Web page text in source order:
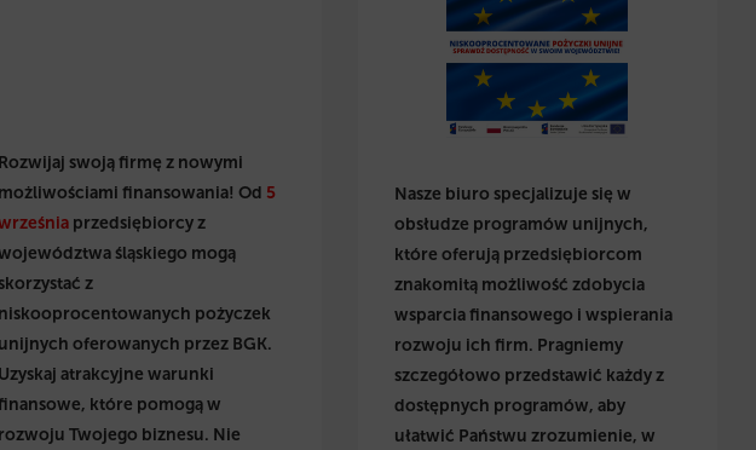
Rozwijaj swoją firmę z nowymi
możliwościami finansowania! Od 5
przedsiębiorcy z
śląskiego mogą
skorzystać z
niskooprocentowanych pożyczek
unijnych oferowanych przez BGK.
Uzyskaj atrakcyjne warunki
które pomogą w
rozwoju Twojego biznesu. Nie
Nasze biuro specjalizuje się w
obsłudze programów unijnych,
które oferują przedsiębiorcom
znakomitą możliwość zdobycia
wsparcia finansowego i wspierania
rozwoju ich firm. Pragniemy
szczegółowo przedstawić każdy z
dostępnych programów, aby
ułatwić Państwu zrozumienie, w